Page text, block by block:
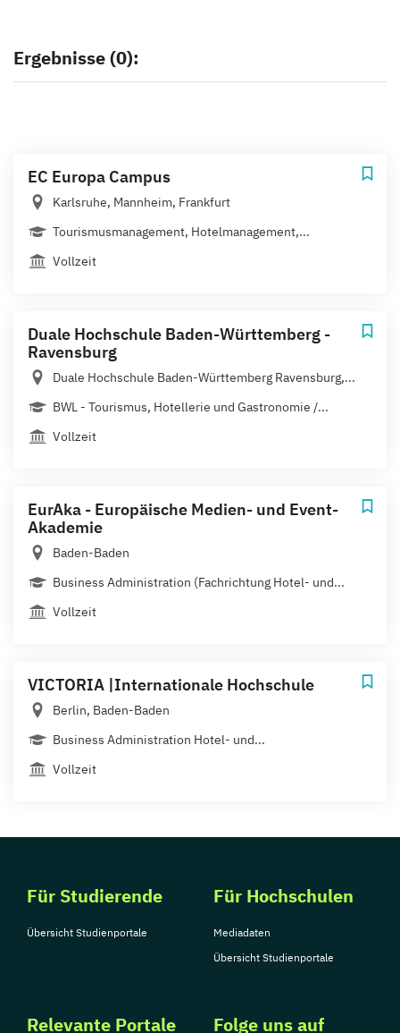
Ergebnisse (0):
EC Europa Campus
Karlsruhe, Mannheim, Frankfurt
Tourismusmanagement, Hotelmanagement,...
Vollzeit
Duale Hochschule Baden-Württemberg -
Ravensburg
Duale Hochschule Baden-Württemberg Ravensburg,...
BWL - Tourismus, Hotellerie und Gastronomie /...
Vollzeit
EurAka - Europäische Medien- und Event-
Akademie
Baden-Baden
Business Administration (Fachrichtung Hotel- und...
Vollzeit
VICTORIA |Internationale Hochschule
Berlin, Baden-Baden
Business Administration Hotel- und...
Vollzeit
Für Studierende
Übersicht Studienportale
Für Hochschulen
Mediadaten
Übersicht Studienportale
Relevante Portale Folge uns auf